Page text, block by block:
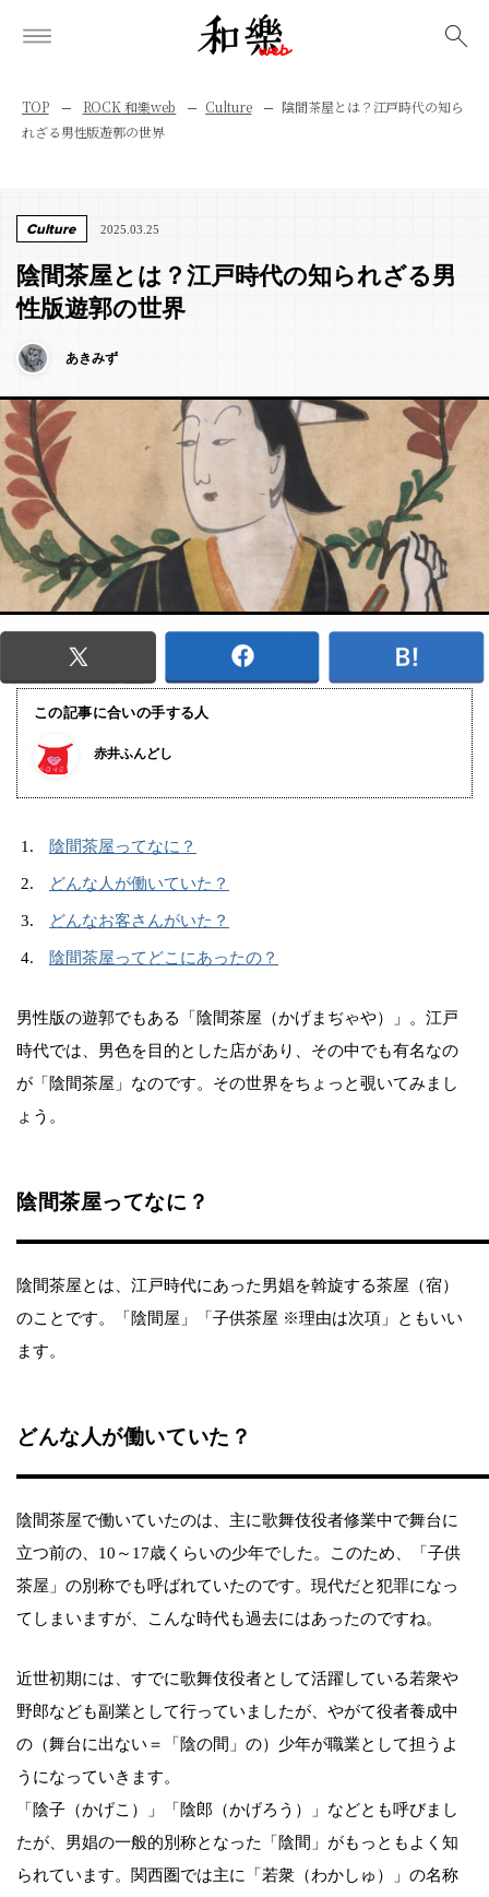
TOP ROCK 和樂web Culture
陰間茶屋とは？江戸時代の知ら
れざる男性版遊郭の世界
Culture 2025.03.25
陰間茶屋とは？江戸時代の知られざる男
性版遊郭の世界
あきみず
この記事に合いの手する人
赤井ふんどし
陰間茶屋ってなに？
どんな人が働いていた？
どんなお客さんがいた？
陰間茶屋ってどこにあったの？
男性版の遊郭でもある「陰間茶屋（かげまぢゃや）」。江戸
時代では、男色を目的とした店があり、その中でも有名なの
が「陰間茶屋」なのです。その世界をちょっと覗いてみまし
ょう。
陰間茶屋ってなに？
陰間茶屋とは、江戸時代にあった男娼を斡旋する茶屋（宿）
のことです。「陰間屋」「子供茶屋 ※理由は次項」ともいい
ます。
どんな人が働いていた？
陰間茶屋で働いていたのは、主に歌舞伎役者修業中で舞台に
立つ前の、10～17歳くらいの少年でした。このため、「子供
茶屋」の別称でも呼ばれていたのです。現代だと犯罪になっ
てしまいますが、こんな時代も過去にはあったのですね。
近世初期には、すでに歌舞伎役者として活躍している若衆や
野郎なども副業として行っていましたが、やがて役者養成中
の（舞台に出ない＝「陰の間」の）少年が職業として担うよ
うになっていきます。
「陰子（かげこ）」「陰郎（かげろう）」などとも呼びまし
たが、男娼の一般的別称となった「陰間」がもっともよく知
られています。関西圏では主に「若衆（わかしゅ）」の名称